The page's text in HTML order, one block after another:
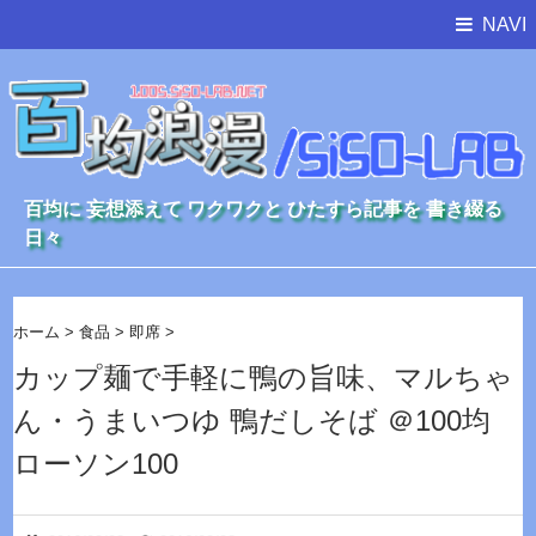
NAVI
百均に 妄想添えて ワクワクと ひたすら記事を 書き綴る
日々
ホーム >食品 > 即席 >
カップ麺で手軽に鴨の旨味、マルちゃ
ん・うまいつゆ 鴨だしそば ＠100均
ローソン100